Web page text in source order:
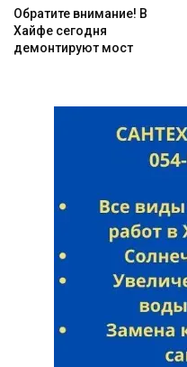
Обратите внимание! В
Хайфе сегодня
демонтируют мост